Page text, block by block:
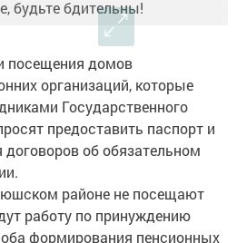
посещения домов
организаций, которые
Государственного
предоставить паспорт и
об обязательном
районе не посещают
работу по принуждению
формирования пенсионных